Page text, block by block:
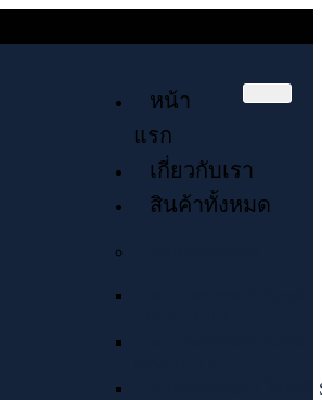
หน้า
แรก
เกี่ยวกับเรา
สินค้าทั้งหมด
คอมเพรสเซอร์ โรตารี่